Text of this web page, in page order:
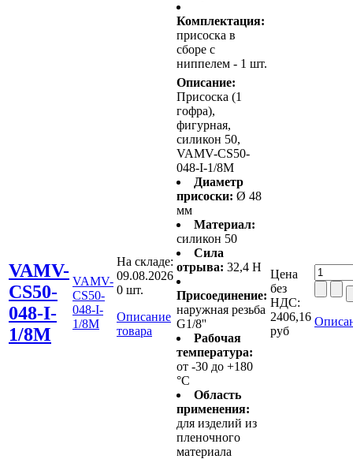
Комплектация:
присоска в
сборе с
ниппелем - 1 шт.
VAMV-
CS50-
048-I-
1/8M
VAMV-
CS50-
048-I-
1/8M
На складе:
09.08.2026
0 шт.
Описание
товара
Описание:
Присоска (1
гофра),
фигурная,
силикон 50,
VAMV-CS50-
048-I-1/8M
Диаметр
присоски: Ø 48
мм
Материал:
силикон 50
Сила
отрыва: 32,4 Н
Присоединение:
наружная резьба
G1/8''
Рабочая
температура:
от -30 до +180
°C
Область
применения:
для изделий из
пленочного
материала
Цена
без
НДС:
2406,16
руб